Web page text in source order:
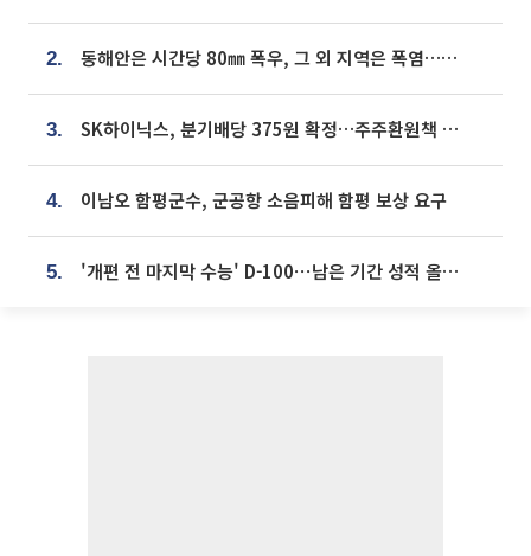
2. 동해안은 시간당 80㎜ 폭우, 그 외 지역은 폭염…‘극과 극 날씨’
3. SK하이닉스, 분기배당 375원 확정…주주환원책 9월로 앞당겨 발표
4. 이남오 함평군수, 군공항 소음피해 함평 보상 요구
5. '개편 전 마지막 수능' D-100⋯남은 기간 성적 올릴 전략은